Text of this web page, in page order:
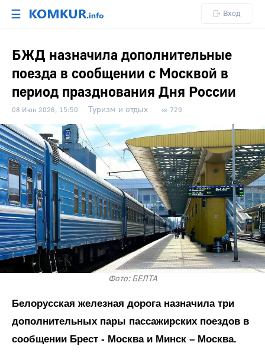
☰ Вход
БЖД назначила дополнительные
поезда в сообщении с Москвой в
период празднования Дня России
08 Июн 2026, 15:50 Туризм и отдых 729
Фото: БЕЛТА
Белорусская железная дорога назначила три
дополнительных пары пассажирских поездов в
сообщении Брест - Москва и Минск – Москва.